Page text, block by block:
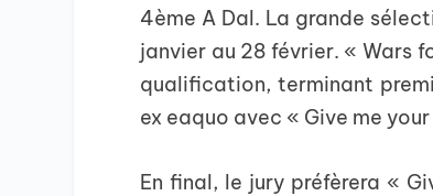
4ème A Dal. La grande
janvier au 28 février. « Wars
qualification, terminant
ex eaquo avec « Give me
En final, le jury préfèrera «